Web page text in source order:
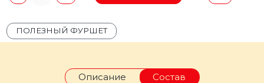
ПОЛЕЗНЫЙ ФУРШЕТ
Описание Состав